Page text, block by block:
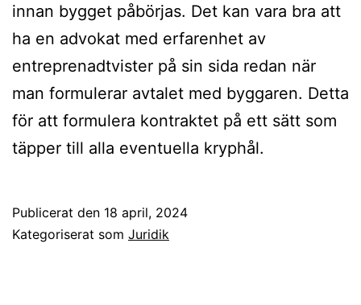
innan bygget påbörjas. Det kan vara bra att
ha en advokat med erfarenhet av
entreprenadtvister på sin sida redan när
man formulerar avtalet med byggaren. Detta
för att formulera kontraktet på ett sätt som
täpper till alla eventuella kryphål.
Publicerat den 18 april, 2024
Kategoriserat som Juridik